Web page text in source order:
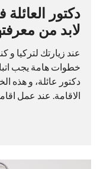
دكتور
لابد من
عند زيارتك لتركيا و
خطوات هامة يجب
دكتور عائلة، و هذه
الاقامة. عند عمل